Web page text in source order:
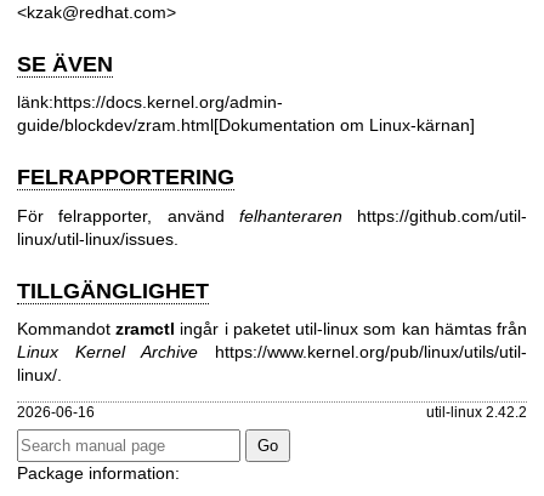
<kzak@redhat.com>
SE ÄVEN
länk:https://docs.kernel.org/admin-
guide/blockdev/zram.html[Dokumentation om Linux-kärnan]
FELRAPPORTERING
För felrapporter, använd felhanteraren
https://github.com/util-
linux/util-linux/issues
TILLGÄNGLIGHET
Kommandotzramctl ingår i paketet util-linux som kan hämtas från
Linux Kernel Archive
https://www.kernel.org/pub/linux/utils/util-
linux/
2026-06-16 util-linux 2.42.2
Package information: